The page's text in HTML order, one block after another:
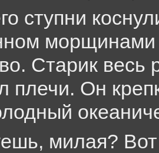
ступни
морщинами
Старик весь
плечи. Он
милая?